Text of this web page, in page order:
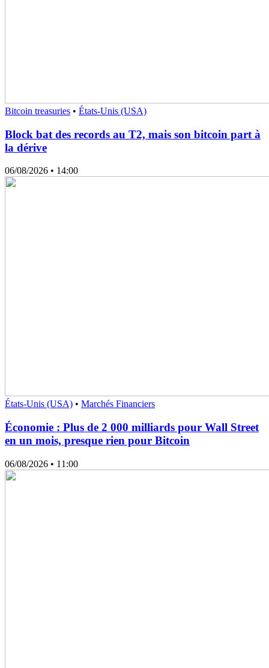
Bitcoin treasuries • États-Unis (USA)
Block bat des records au T2, mais son bitcoin part à
la dérive
06/08/2026 • 14:00
États-Unis (USA) • Marchés Financiers
Économie : Plus de 2 000 milliards pour Wall Street
en un mois, presque rien pour Bitcoin
06/08/2026 • 11:00